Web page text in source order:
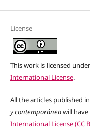
License
This work is licensed
International License.
All the articles published
y contemporáneawill have
International License (CC